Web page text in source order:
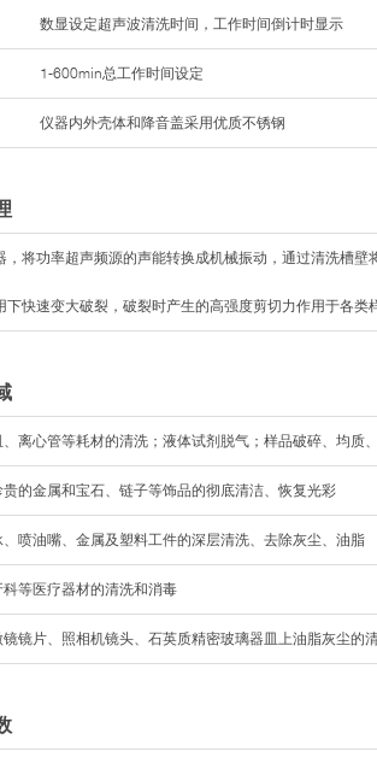
数显设定超声波清洗时间，工作时间倒计时显示
1-600min总工作时间设定
仪器内外壳体和降音盖采用优质不锈钢
，将功率超声频源的声能转换成机械振动，通过清洗槽
下快速变大破裂，破裂时产生的高强度剪切力作用于各
、离心管等耗材的清洗；液体试剂脱气；样品破碎、均质
贵的金属和宝石、链子等饰品的彻底清洁、恢复光彩
、喷油嘴、金属及塑料工件的深层清洗、去除灰尘、油脂
科等医疗器材的清洗和消毒
镜镜片、照相机镜头、石英质精密玻璃器皿上油脂灰尘的